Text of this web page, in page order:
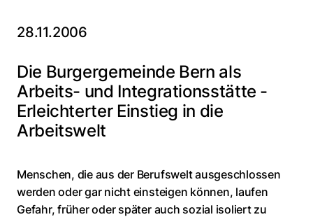
28.11.2006
Die Burgergemeinde Bern als
Arbeits- und Integrationsstätte -
Erleichterter Einstieg in die
Arbeitswelt
Menschen, die aus der Berufswelt ausgeschlossen
werden oder gar nicht einsteigen können, laufen
Gefahr, früher oder später auch sozial isoliert zu